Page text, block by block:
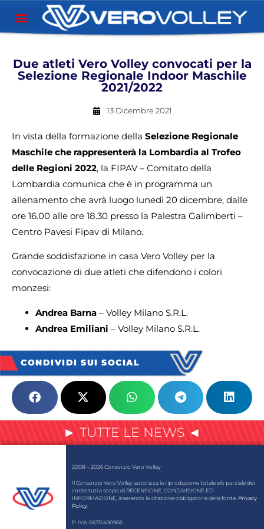
Due atleti Vero Volley convocati per la
Selezione Regionale Indoor Maschile
2021/2022
13 Dicembre 2021
In vista della formazione della Selezione Regionale
Maschile che rappresenterà la Lombardia al Trofeo
delle Regioni 2022, la FIPAV – Comitato della
Lombardia comunica che è in programma un
allenamento che avrà luogo lunedì 20 dicembre, dalle
ore 16.00 alle ore 18.30 presso la Palestra Galimberti –
Centro Pavesi Fipav di Milano.
Grande soddisfazione in casa Vero Volley per la
convocazione di due atleti che difendono i colori
monzesi:
Andrea Barna – Volley Milano S.R.L.
Andrea Emiliani – Volley Milano S.R.L.
CONDIVIDI SUI SOCIAL
► TUTTE LE NEWS ◄
2008 – 2026 Consorzio Vero Volley
Il Consorzio Vero Volley autorizza la riproduzione totale e/o parziale dei
contenuti a scopo di RECENSIONE, CONDIVISIONE ED
INFORMAZIONE, inserendo la citazione obbligatoria della fonte. Privacy
Policy
P. IVA: 06315490968